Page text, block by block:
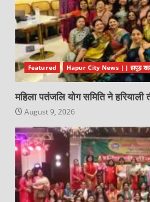
Featured Hapur City News || हापुड़
महिला पतंजलि योग समिति ने
August 9, 2026